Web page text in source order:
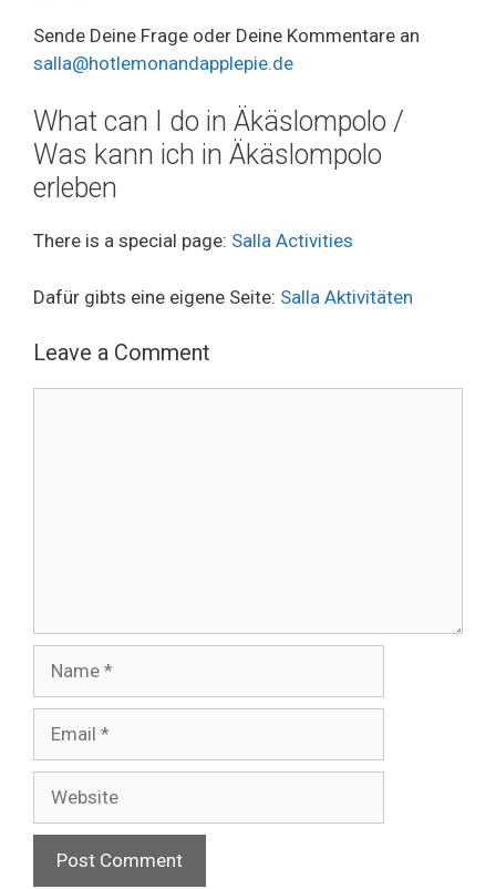
Sende Deine Frage oder Deine Kommentare an
salla@hotlemonandapplepie.de
What can I do in Äkäslompolo /
Was kann ich in Äkäslompolo
erleben
There is a special page: Salla Activities
Dafür gibts eine eigene Seite: Salla Aktivitäten
Leave a Comment